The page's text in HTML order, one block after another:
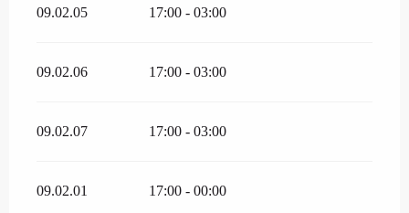
09.02.05 17:00 - 03:00
09.02.06 17:00 - 03:00
09.02.07 17:00 - 03:00
09.02.01 17:00 - 00:00